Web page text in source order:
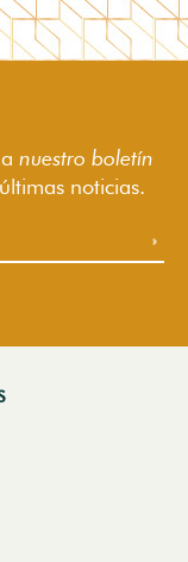
nuestro boletín
noticias.